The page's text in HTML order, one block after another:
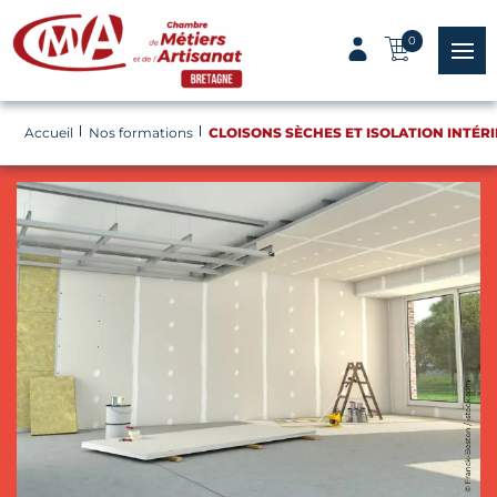
Panneau de gestion des cookies
0
menu
Accueil Nos formations CLOISONS SÈCHES ET ISOLATION